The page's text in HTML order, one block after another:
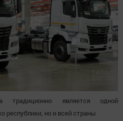
традиционно является одной
республики, но и всей страны